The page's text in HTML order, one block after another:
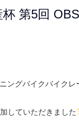
第5回
ングバイクバイクレ
していただきました